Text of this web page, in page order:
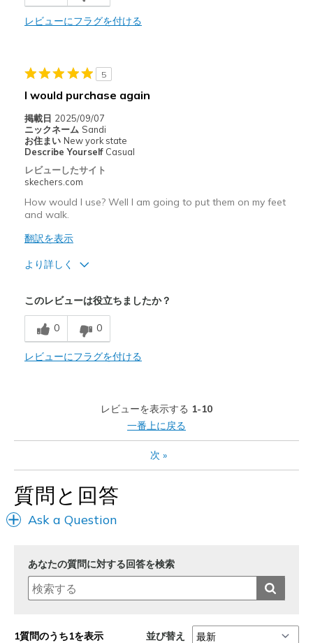
以下に最適
Width
Sizing
Feels true to size
レビューにフラグを付ける
5
I would purchase again
掲載日 2025/09/07
ニックネーム Sandi
お住まい New york state
Describe Yourself Casual
レビューしたサイト
skechers.com
How would I use? Well I am going to put them on my feet
and walk.
翻訳を表示
より詳しく
このレビューは役立ちましたか？
0 0
レビューにフラグを付ける
レビューを表示する 1-10
一番上に戻る
次 »
質問と回答
Ask a Question
あなたの質問に対する回答を検索
1質問のうち1を表示 並び替え